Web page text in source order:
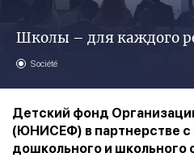
Школы – для каждого
Société
Детский фонд
(ЮНИСЕФ) в партнерстве
дошкольного и школьного